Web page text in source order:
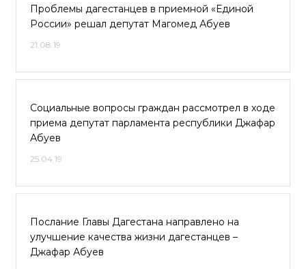
Проблемы дагестанцев в приемной «Единой
России» решал депутат Магомед Абуев
21.08.19
Социальные вопросы граждан рассмотрел в ходе
приема депутат парламента республики Джафар
Абуев
25.04.19
Послание Главы Дагестана направлено на
улучшение качества жизни дагестанцев –
Джафар Абуев